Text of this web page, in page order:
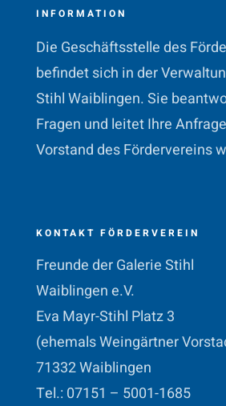
INFORMATION
Die Geschäftsstelle des
befindet sich in der
Stihl Waiblingen. Sie
Fragen und leitet Ihre
Vorstand des Fördervereins
KONTAKT FÖRDERVEREIN
Freunde der Galerie Stihl
Waiblingen e.V.
Eva Mayr-Stihl Platz 3
(ehemals Weingärtner
71332 Waiblingen
Tel.: 07151 – 5001-1685